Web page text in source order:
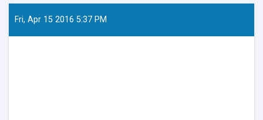
داوطلبی
باز
Fri, Apr 15 2016 5:37 PM